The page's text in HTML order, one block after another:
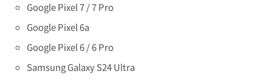
Google Pixel 7 / 7 Pro
Google Pixel 6a
Google Pixel 6 / 6 Pro
Samsung Galaxy S24 Ultra